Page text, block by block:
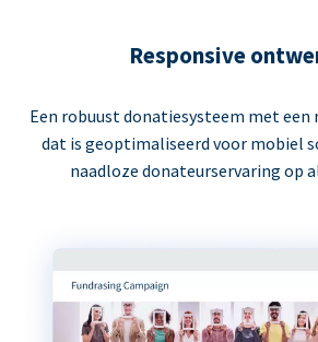
Responsive
Een robuust donatiesysteem met
dat is geoptimaliseerd voor mobiel
naadloze donateurservaring op